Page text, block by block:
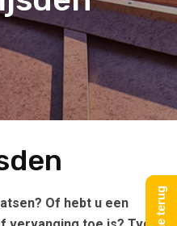
Of hebt u een